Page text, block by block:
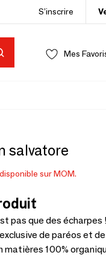
S’inscrire
Mes
salvatore
sur MOM.
pas que des écharpes
de paréos et
matières 100%
par notre